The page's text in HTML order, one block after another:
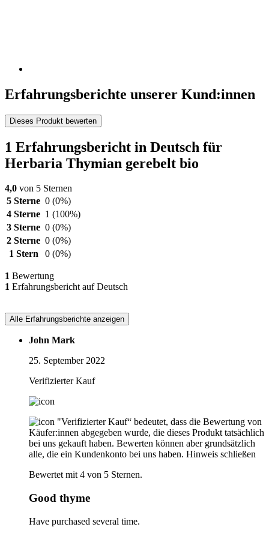
Erfahrungsberichte unserer Kund:innen
Dieses Produkt bewerten
1 Erfahrungsbericht in Deutsch für
Herbaria Thymian gerebelt bio
4,0 von 5 Sternen
5 Sterne 0 (0%)
4 Sterne 1 (100%)
3 Sterne 0 (0%)
2 Sterne 0 (0%)
1 Stern
0 (0%)
1 Bewertung
1 Erfahrungsbericht auf Deutsch
Alle Erfahrungsberichte anzeigen
John Mark
25. September 2022
Verifizierter Kauf
"Verifizierter Kauf“ bedeutet, dass die Bewertung von
Käufer:innen abgegeben wurde, die dieses Produkt tatsächlich
bei uns gekauft haben. Bewerten können aber grundsätzlich
alle, die ein Kundenkonto bei uns haben. Hinweis schließen
Bewertet mit 4 von 5 Sternen.
Good thyme
Have purchased several time.